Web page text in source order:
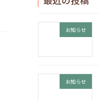
お知らせ
お知らせ